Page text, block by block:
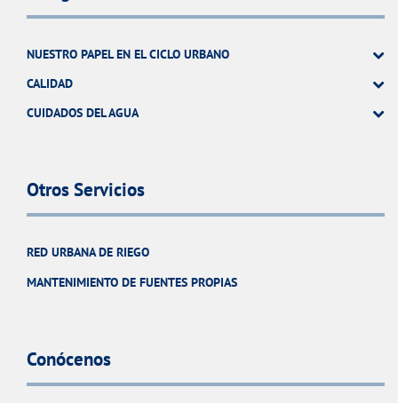
NUESTRO PAPEL EN EL CICLO URBANO
CALIDAD
CUIDADOS DEL AGUA
Otros Servicios
RED URBANA DE RIEGO
MANTENIMIENTO DE FUENTES PROPIAS
Conócenos